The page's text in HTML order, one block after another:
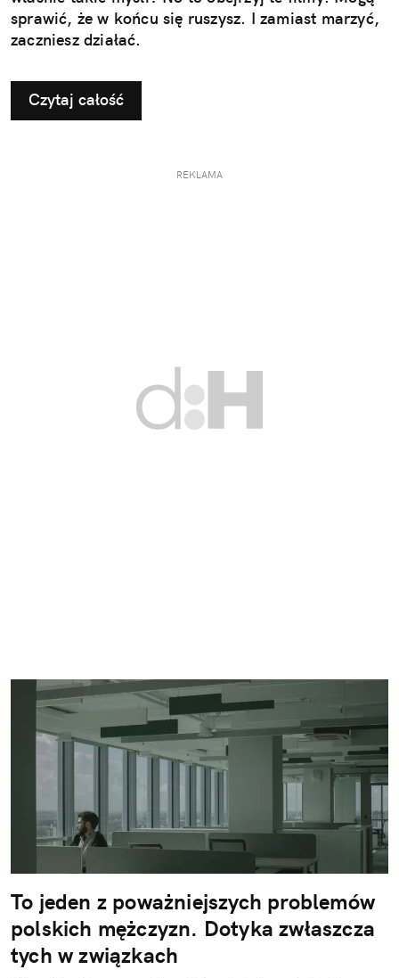
sprawić, że w końcu się ruszysz. I zamiast marzyć,
zaczniesz działać.
Czytaj całość
REKLAMA
To jeden z poważniejszych problemów
polskich mężczyzn. Dotyka zwłaszcza
tych w związkach